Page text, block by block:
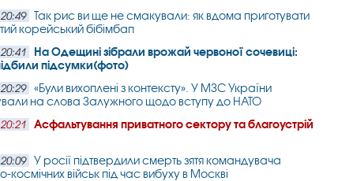
Так рис ви ще не смакували: як вдома приготувати
корейський бібімбап
На Одещині зібрали врожай червоної сочевиці:
підсумки(фото)
«Були вихоплені з контексту». У МЗС України
на слова Залужного щодо вступу до НАТО
Асфальтування приватного сектору та благоустрій
У росії підтвердили смерть зятя командувача
космічних військ під час вибуху в Москві